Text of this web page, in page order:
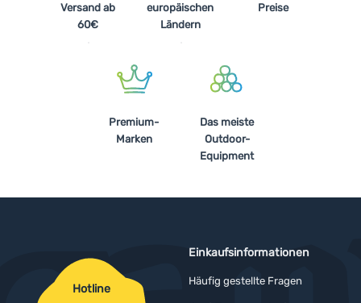
Versand ab
60€
europäischen
Ländern
Preise
Premium-
Marken
Das meiste
Outdoor-
Equipment
Einkaufsinformationen
Häufig gestellte Fragen
Hotline